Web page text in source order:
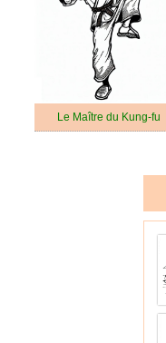
Le Maître du Kung-fu